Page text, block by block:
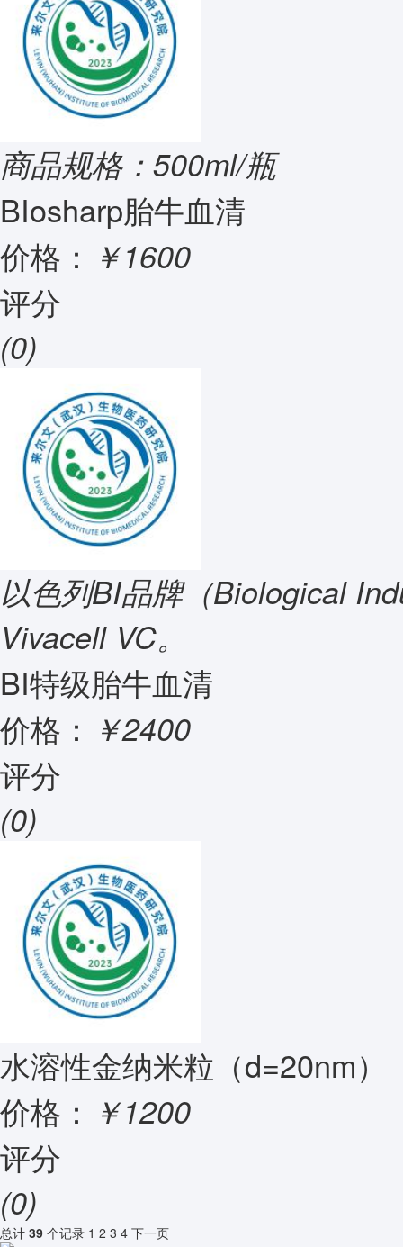
商品规格：500ml/瓶
BIosharp胎牛血清
价格： ￥1600
评分
(0)
以色列BI品牌（Biological
Vivacell VC。
BI特级胎牛血清
价格： ￥2400
评分
(0)
水溶性金纳米粒（d=20nm）
价格： ￥1200
评分
(0)
总计 39 个记录 1 2 3 4 下一页